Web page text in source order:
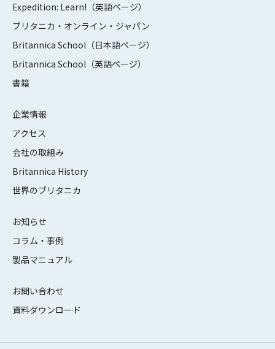
Expedition: Learn!（英語ページ）
ブリタニカ・オンライン・ジャパン
Britannica School（日本語ページ）
Britannica School（英語ページ）
書籍
企業情報
アクセス
会社の取組み
Britannica History
世界のブリタニカ
お知らせ
コラム・事例
製品マニュアル
お問い合わせ
資料ダウンロード